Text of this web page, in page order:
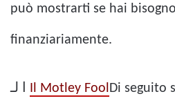
può mostrarti se hai
finanziariamente.
Il Motley FoolDi seguito